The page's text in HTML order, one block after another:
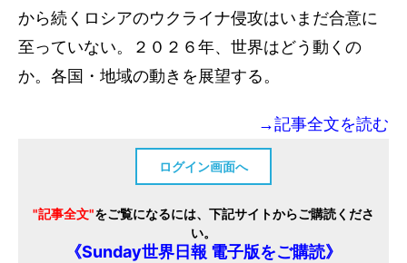
から続くロシアのウクライナ侵攻はいまだ合意に
至っていない。２０２６年、世界はどう動くの
か。各国・地域の動きを展望する。
→記事全文を読む
ログイン画面へ
"記事全文"をご覧になるには、下記サイトからご購読くださ
い。
《Sunday世界日報 電子版をご購読》